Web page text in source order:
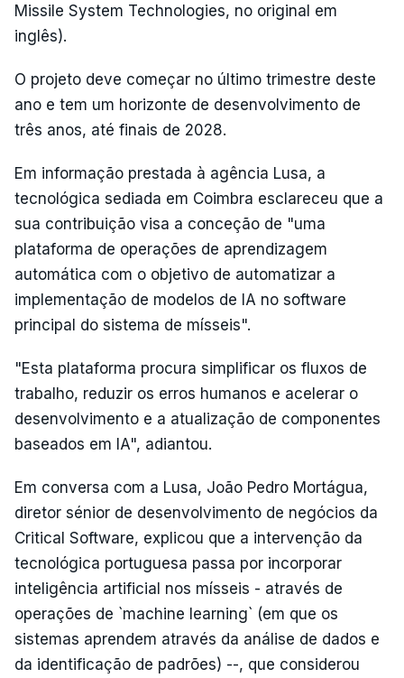
Missile System Technologies, no original em
inglês).
O projeto deve começar no último trimestre deste
ano e tem um horizonte de desenvolvimento de
três anos, até finais de 2028.
Em informação prestada à agência Lusa, a
tecnológica sediada em Coimbra esclareceu que a
sua contribuição visa a conceção de "uma
plataforma de operações de aprendizagem
automática com o objetivo de automatizar a
implementação de modelos de IA no software
principal do sistema de mísseis".
"Esta plataforma procura simplificar os fluxos de
trabalho, reduzir os erros humanos e acelerar o
desenvolvimento e a atualização de componentes
baseados em IA", adiantou.
Em conversa com a Lusa, João Pedro Mortágua,
diretor sénior de desenvolvimento de negócios da
Critical Software, explicou que a intervenção da
tecnológica portuguesa passa por incorporar
inteligência artificial nos mísseis - através de
operações de `machine learning` (em que os
sistemas aprendem através da análise de dados e
da identificação de padrões) --, que considerou